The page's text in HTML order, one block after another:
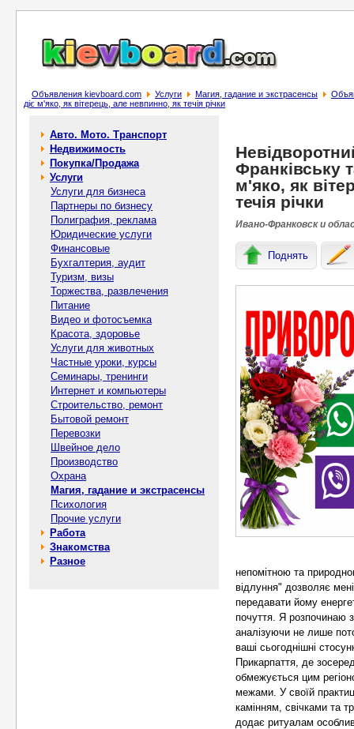
Объявления kievboard.com Услуги Магия, гадание и экстрасенсы
діє м'яко, як вітерець, але невпинно, як течія річки
Авто. Мото. Транспорт
Недвижимость
Покупка/Продажа
Услуги
Услуги для бизнеса
Партнеры по бизнесу
Полиграфия, реклама
Юридические услуги
Финансовые
Бухгалтерия, аудит
Туризм, визы
Торжества, развлечения
Питание
Видео и фотосъемка
Красота, здоровье
Услуги для животных
Частные уроки, курсы
Семинары, тренинги
Интернет и компьютеры
Строительство, ремонт
Бытовой ремонт
Перевозки
Швейное дело
Производство
Охрана
Магия, гадание и экстрасенсы
Психология
Прочие услуги
Работа
Знакомства
Разное
Франківську
м'яко, як
течія річки
Ивано-Франковск и
Поднять
непомітною та
відлуння" дозволяє
передавати йому
почуття. Я розпочинаю з
аналізуючи не лише
ваші сьогоднішні
Прикарпаття, де
обмежується цим
межами. У своїй
камінням, свічками та
додає ритуалам